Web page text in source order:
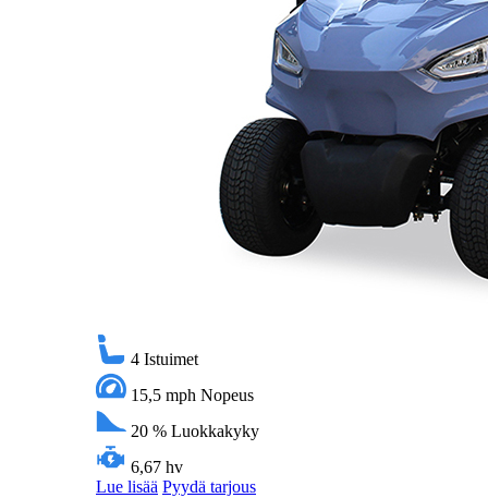
4 Istuimet
15,5 mph Nopeus
20 % Luokkakyky
6,67 hv
Lue lisää Pyydä tarjous